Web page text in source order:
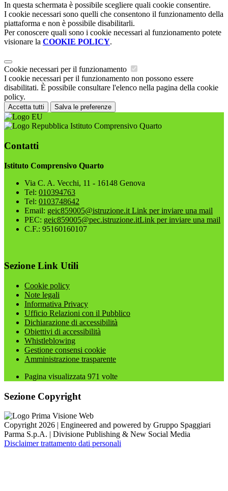
In questa schermata è possibile scegliere quali cookie consentire.
I cookie necessari sono quelli che consentono il funzionamento della
piattaforma e non è possibile disabilitarli.
Per conoscere quali sono i cookie necessari al funzionamento potete
visionare la COOKIE POLICY.
Cookie necessari per il funzionamento
I cookie necessari per il funzionamento non possono essere
disabilitati. È possibile consultare l'elenco nella pagina della cookie
policy.
Accetta tutti Salva le preferenze
Istituto Comprensivo Quarto
Contatti
Istituto Comprensivo Quarto
Via C. A. Vecchi, 11 - 16148 Genova
Tel: 010394763
Tel: 0103748642
Email: geic859005@istruzione.it Link per inviare una mail
PEC: geic859005@pec.istruzione.itLink per inviare una mail
C.F.: 95160160107
Sezione Link Utili
Cookie policy
Note legali
Informativa Privacy
Ufficio Relazioni con il Pubblico
Dichiarazione di accessibilità
Obiettivi di accessibilità
Whistleblowing
Gestione consensi cookie
Amministrazione trasparente
Pagina visualizzata 971 volte
Sezione Copyright
Copyright 2026 | Engineered and powered by Gruppo Spaggiari
Parma S.p.A. | Divisione Publishing & New Social Media
Disclaimer trattamento dati personali